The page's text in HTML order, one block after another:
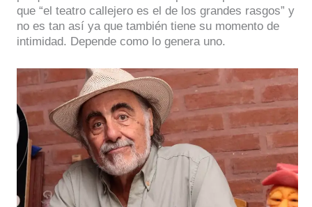
que “el teatro callejero es el de los grandes rasgos” y
no es tan así ya que también tiene su momento de
intimidad. Depende como lo genera uno.